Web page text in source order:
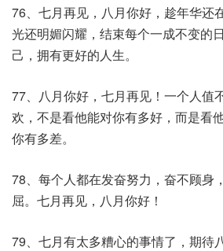
76、七月再见，八月你好，趁年华还
光还明媚闪耀，结束每个一成不变的
己，拥有更好的人生。
77、八月你好，七月再见！一个人值
欢，不是看他能对你有多好，而是看
你有多差。
78、每个人都在发奋努力，奋不顾身
屈。七月再见，八月你好！
79、七月有太多糟心的事情了，期待